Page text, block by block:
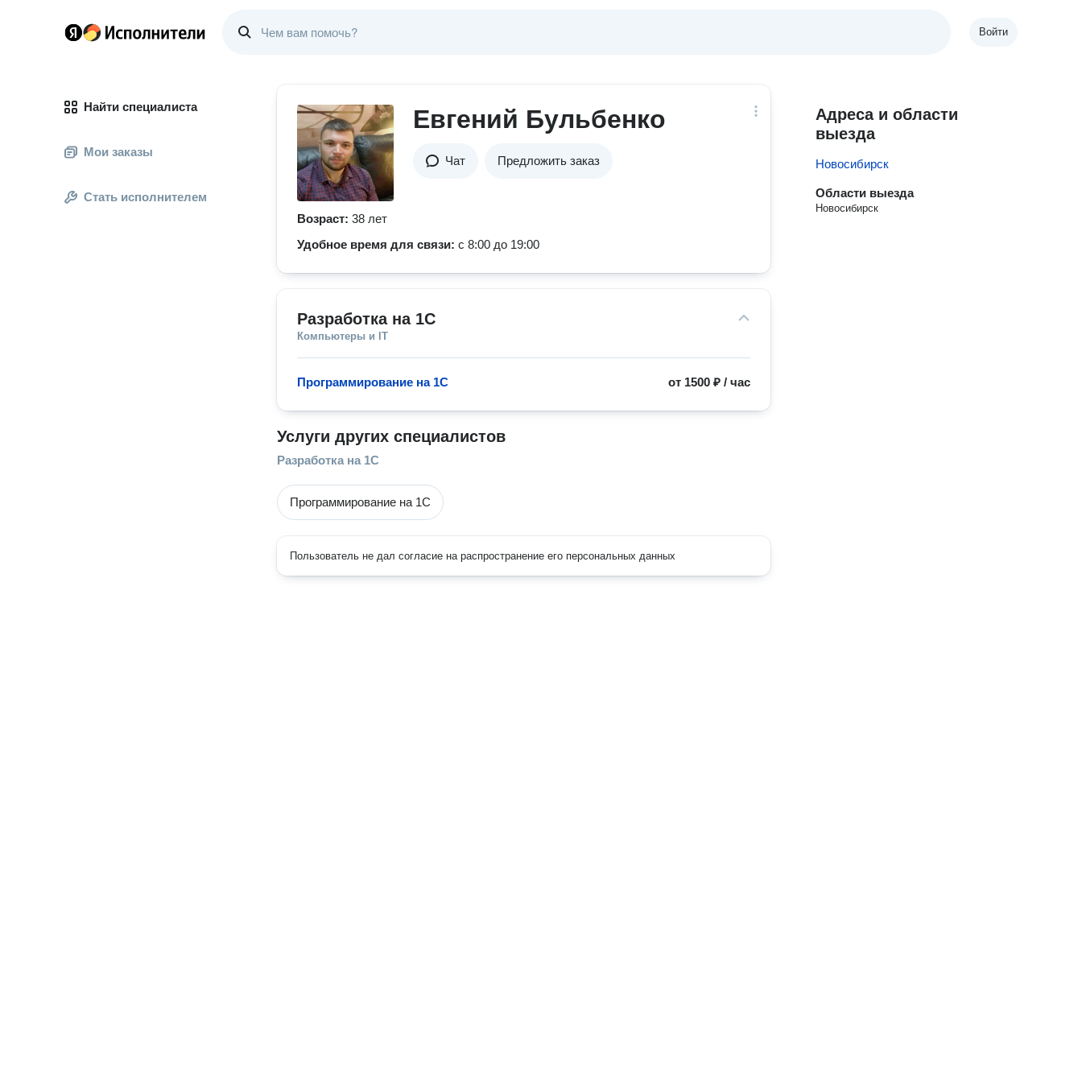
Войти
Найти специалиста
Мои заказы
Стать исполнителем
Евгений Бульбенко
Чат Предложить заказ
Возраст: 38 лет
Удобное время для связи: с 8:00 до 19:00
Разработка на 1C
Компьютеры и IT
от 1500 ₽ /час
Программирование на 1C
Услуги других специалистов
Разработка на 1C
Программирование на 1C
Пользователь не дал согласие на распространение его персональных данных
Адреса и области
выезда
Новосибирск
Области выезда
Новосибирск